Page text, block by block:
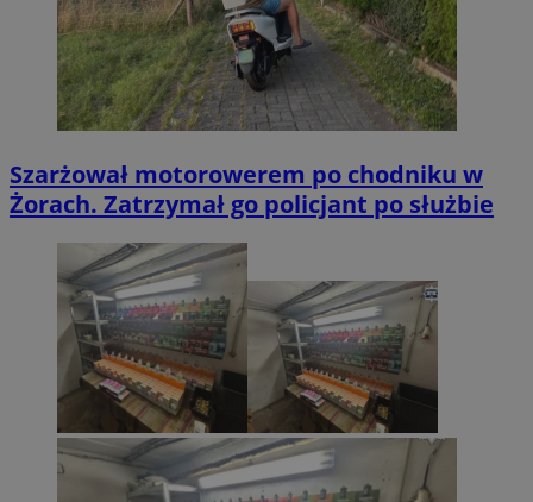
Szarżował motorowerem po chodniku w
Żorach. Zatrzymał go policjant po służbie